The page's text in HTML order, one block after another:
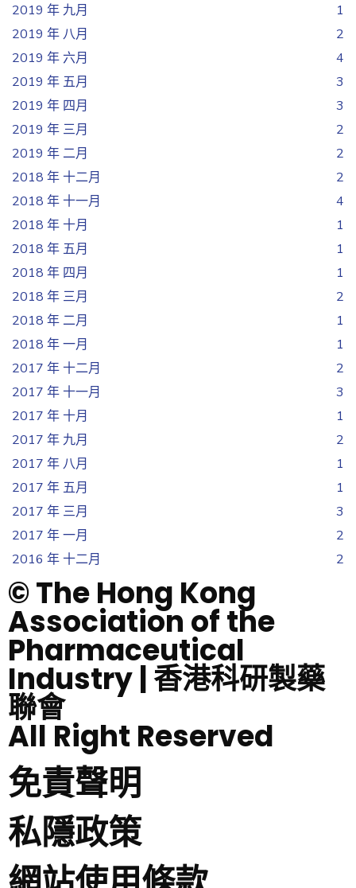
2019 年 九月
1
2019 年 八月
2
2019 年 六月
4
2019 年 五月
3
2019 年 四月
3
2019 年 三月
2
2019 年 二月
2
2018 年 十二月
2
2018 年 十一月
4
2018 年 十月
1
2018 年 五月
1
2018 年 四月
1
2018 年 三月
2
2018 年 二月
1
2018 年 一月
1
2017 年 十二月
2
2017 年 十一月
3
2017 年 十月
1
2017 年 九月
2
2017 年 八月
1
2017 年 五月
1
2017 年 三月
3
2017 年 一月
2
2016 年 十二月
2
© The Hong Kong
Association of the
Pharmaceutical
Industry | 香港科研製藥
聯會
All Right Reserved
免責聲明
私隱政策